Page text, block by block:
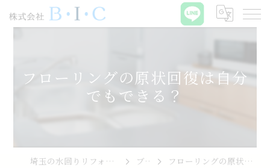
フローリングの原状回復は自分
でもできる？
埼玉の水回りリフォームなら株式会社B･I･C ブログ フローリングの原状回復は自分でもできる？